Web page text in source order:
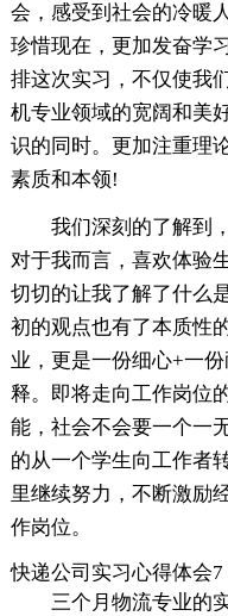
会，感受到社会的冷暖
珍惜现在，更加发奋学
排这次实习，不仅使我
机专业领域的宽阔和美
识的同时。更加注重理
素质和本领!
我们深刻的了解到
对于我而言，喜欢体验
切切的让我了解了什么
初的观点也有了本质性
业，更是一份细心+一
释。即将走向工作岗位
能，社会不会要一个一
的从一个学生向工作者
里继续努力，不断激励
作岗位。
快递公司实习心得体会7
三个月物流专业的